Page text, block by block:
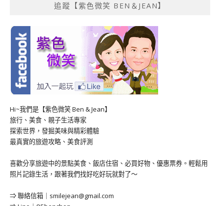
追蹤【紫色微笑 BEN＆JEAN】
Hi~我們是【紫色微笑 Ben & Jean】
旅行、美食、親子生活專家
探索世界，發掘美味與精彩體驗
最真實的旅遊攻略、美食評測
喜歡分享旅遊中的景點美食、飯店住宿、必買好物、優惠票券。輕鬆用
照片記錄生活，跟著我們找好吃好玩就對了～
⇒ 聯絡信箱｜ smilejean@gmail.com